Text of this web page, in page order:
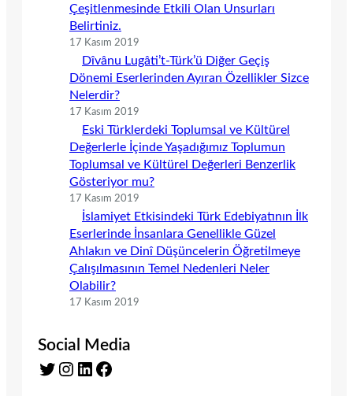
Çeşitlenmesinde Etkili Olan Unsurları
Belirtiniz.
17 Kasım 2019
Dîvânu Lugâti’t-Türk’ü Diğer Geçiş
Dönemi Eserlerinden Ayıran Özellikler Sizce
Nelerdir?
17 Kasım 2019
Eski Türklerdeki Toplumsal ve Kültürel
Değerlerle İçinde Yaşadığımız Toplumun
Toplumsal ve Kültürel Değerleri Benzerlik
Gösteriyor mu?
17 Kasım 2019
İslamiyet Etkisindeki Türk Edebiyatının İlk
Eserlerinde İnsanlara Genellikle Güzel
Ahlakın ve Dinî Düşüncelerin Öğretilmeye
Çalışılmasının Temel Nedenleri Neler
Olabilir?
17 Kasım 2019
Social Media
Twitter Instagram LinkedIn Facebook